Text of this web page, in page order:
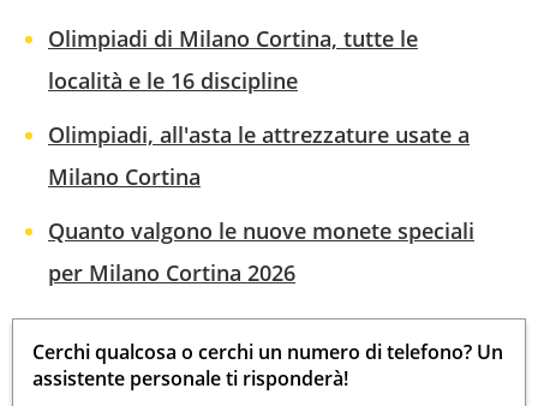
Olimpiadi di Milano Cortina, tutte le
località e le 16 discipline
Olimpiadi, all'asta le attrezzature usate a
Milano Cortina
Quanto valgono le nuove monete speciali
per Milano Cortina 2026
Cerchi qualcosa o cerchi un numero di telefono? Un
assistente personale ti risponderà!